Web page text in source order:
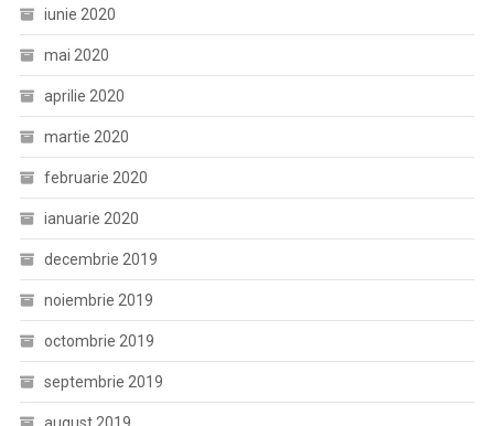
iunie 2020
mai 2020
aprilie 2020
martie 2020
februarie 2020
ianuarie 2020
decembrie 2019
noiembrie 2019
octombrie 2019
septembrie 2019